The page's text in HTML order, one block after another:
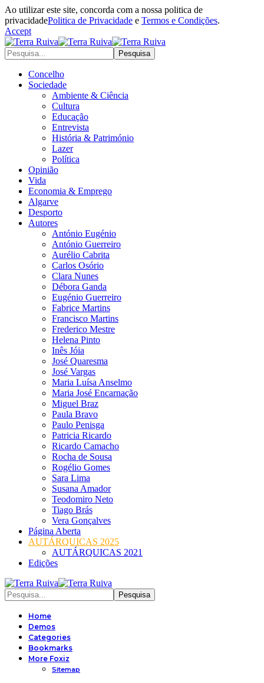
Ao utilizar este site, concorda com a nossa politica de
privacidadePolitica de Privacidade e Termos e Condições.
Accept
Concelho
Sociedade
Ambiente & Ciência
Cultura
Educação
Entrevista
História & Património
Lazer
Política
Opinião
Vida
Economia & Emprego
Algarve
Desporto
Autores
António Eugénio
António Guerreiro
Aurélio Cabrita
Carlos Osório
Clara Nunes
Débora Ganda
Eugénio Guerreiro
Fabrice Martins
Francisco Martins
Frederico Mestre
Helena Pinto
Inês Jóia
José Quaresma
José Vargas
Maria Luísa Anselmo
Maria José Encarnação
Miguel Braz
Paula Bravo
Paulo Penisga
Patricia Ricardo
Ricardo Camacho
Rocha de Sousa
Rogélio Gomes
Sara Lima
Susana Amador
Teodomiro Neto
Tiago Brás
Vera Gonçalves
Página Aberta
AUTÁRQUICAS 2025
AUTÁRQUICAS 2021
Edições
Home
Demos
Categories
Bookmarks
More Foxiz
Sitemap